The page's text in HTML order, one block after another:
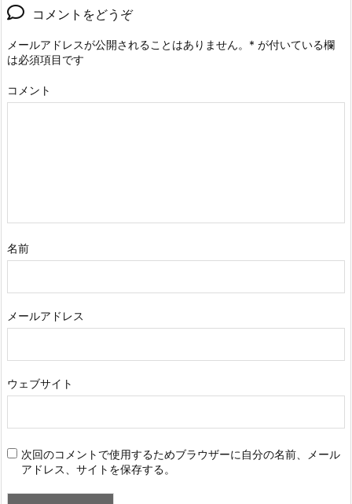
コメントをどうぞ
メールアドレスが公開されることはありません。 * が付いている欄
は必須項目です
コメント
名前
メールアドレス
ウェブサイト
次回のコメントで使用するためブラウザーに自分の名前、メール
アドレス、サイトを保存する。